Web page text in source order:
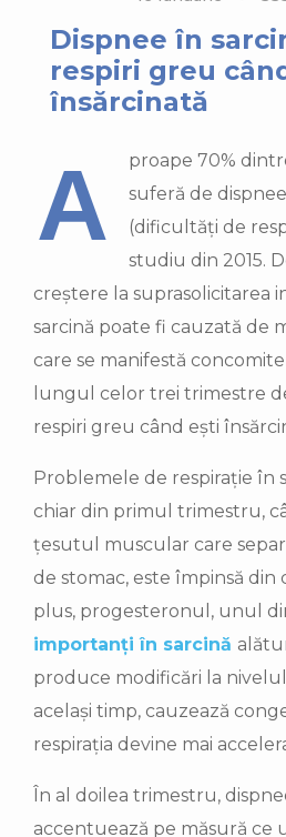
Dispnee în
respiri greu
însărcinată
Aproape 70% dintre viitoarele mame
suferă de
(dificultăți de
studiu din 2015.
creștere la suprasolicitarea
sarcină poate fi cauzată de
care se manifestă
lungul celor trei trimestre
respiri greu când ești
Problemele de respirație în
chiar din primul trimestru,
țesutul muscular care
de stomac, este împinsă din
plus, progesteronul, unul
importanți în sarcină
produce modificări la
același timp, cauzează
respirația devine mai
În al doilea trimestru,
accentuează pe măsură ce